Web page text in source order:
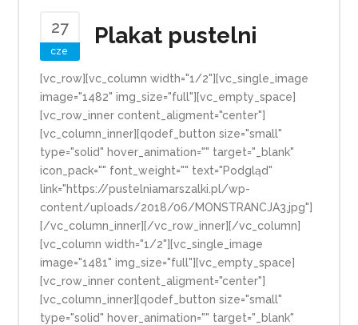
27
cze
Plakat pustelni
[vc_row][vc_column width="1/2"][vc_single_image
image="1482" img_size="full"][vc_empty_space]
[vc_row_inner content_aligment="center"]
[vc_column_inner][qodef_button size="small"
type="solid" hover_animation="" target="_blank"
icon_pack="" font_weight="" text="Podgląd"
link="https://pustelniamarszalki.pl/wp-
content/uploads/2018/06/MONSTRANCJA3.jpg"]
[/vc_column_inner][/vc_row_inner][/vc_column]
[vc_column width="1/2"][vc_single_image
image="1481" img_size="full"][vc_empty_space]
[vc_row_inner content_aligment="center"]
[vc_column_inner][qodef_button size="small"
type="solid" hover_animation="" target="_blank"